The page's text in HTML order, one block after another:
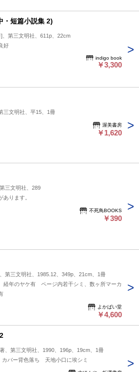
・短篇小説集 2)
]、第三文明社、611p、22cm
好
indigo book
￥3,300
三文明社、平15、1冊
渥美書房
￥1,620
三文明社、289
あります。
不死鳥BOOKS
￥390
第三文明社、1985.12、349p、21cm、1冊
年のヤケ有 ページ内若干シミ、数ヶ所マーカ
よかばい堂
￥4,600
、第三文明社、1990、196p、19cm、1冊
バー背色落ち 天地小口に埃シミ